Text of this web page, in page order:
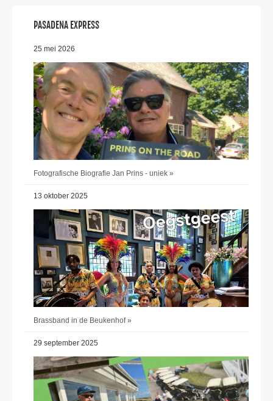
PASADENA EXPRESS
25 mei 2026
Fotografische Biografie Jan Prins - uniek »
13 oktober 2025
Brassband in de Beukenhof »
29 september 2025